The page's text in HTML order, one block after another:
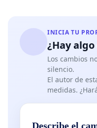
INICIA TU
¿Hay
Los cambios
silencio.
El autor de
medidas.
Describe el